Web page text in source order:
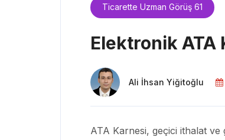
Ticarette Uzman Görüş 61
Elektronik ATA
Ali İhsan Yiğitoğlu
ATA Karnesi, geçici ithalat ve